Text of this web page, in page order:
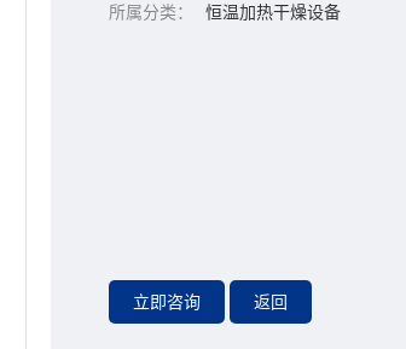
所属分类：
恒温加热干燥设备